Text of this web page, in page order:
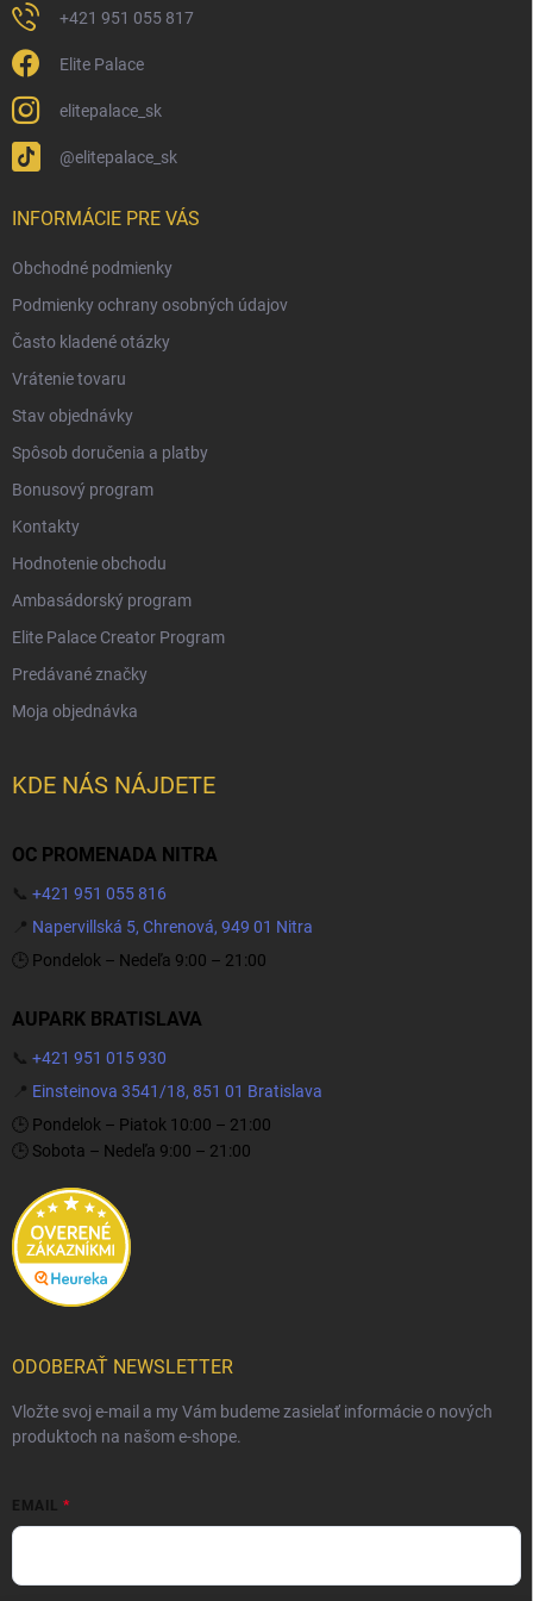
+421 951 055 817
Elite Palace
elitepalace_sk
@elitepalace_sk
INFORMÁCIE PRE VÁS
Obchodné podmienky
Podmienky ochrany osobných údajov
Často kladené otázky
Vrátenie tovaru
Stav objednávky
Spôsob doručenia a platby
Bonusový program
Kontakty
Hodnotenie obchodu
Ambasádorský program
Elite Palace Creator Program
Predávané značky
Moja objednávka
KDE NÁS NÁJDETE
OC PROMENADA NITRA
📞 +421 951 055 816
📍 Napervillská 5, Chrenová, 949 01 Nitra
🕒 Pondelok – Nedeľa 9:00 – 21:00
AUPARK BRATISLAVA
📞 +421 951 015 930
📍 Einsteinova 3541/18, 851 01 Bratislava
🕒 Pondelok – Piatok 10:00 – 21:00
🕒 Sobota – Nedeľa 9:00 – 21:00
ODOBERAŤ NEWSLETTER
Vložte svoj e-mail a my Vám budeme zasielať informácie o nových
produktoch na našom e-shope.
EMAIL